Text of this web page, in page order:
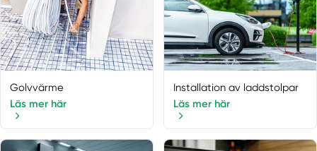
Grödinge
Gustavsberg
Hallstavik
Handen
Haninge
Hässelby
Hölö
Golvvärme
Läs mer här
Installation av laddstolpar
Läs mer här